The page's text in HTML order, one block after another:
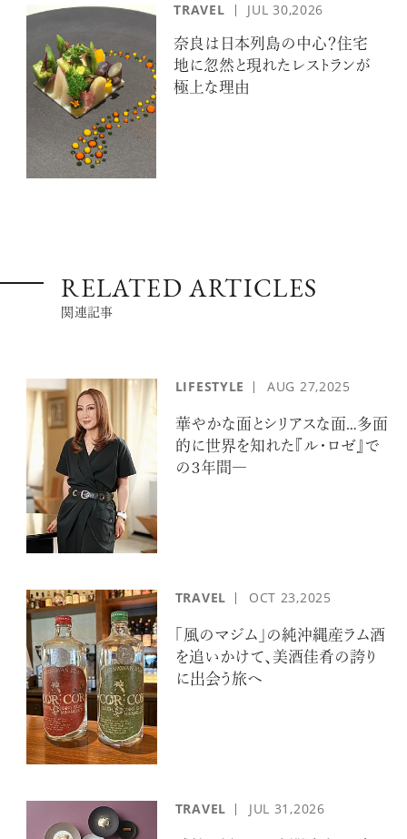
TRAVEL JUL 30,2026
奈良は日本列島の中心？住宅
地に忽然と現れたレストランが
極上な理由
RELATED ARTICLES
関連記事
LIFESTYLE AUG 27,2025
華やかな面とシリアスな面…多面
的に世界を知れた『ル・ロゼ』で
の３年間―
TRAVEL OCT 23,2025
「風のマジム」の純沖縄産ラム酒
を追いかけて、美酒佳肴の誇り
に出会う旅へ
TRAVEL JUL 31,2026